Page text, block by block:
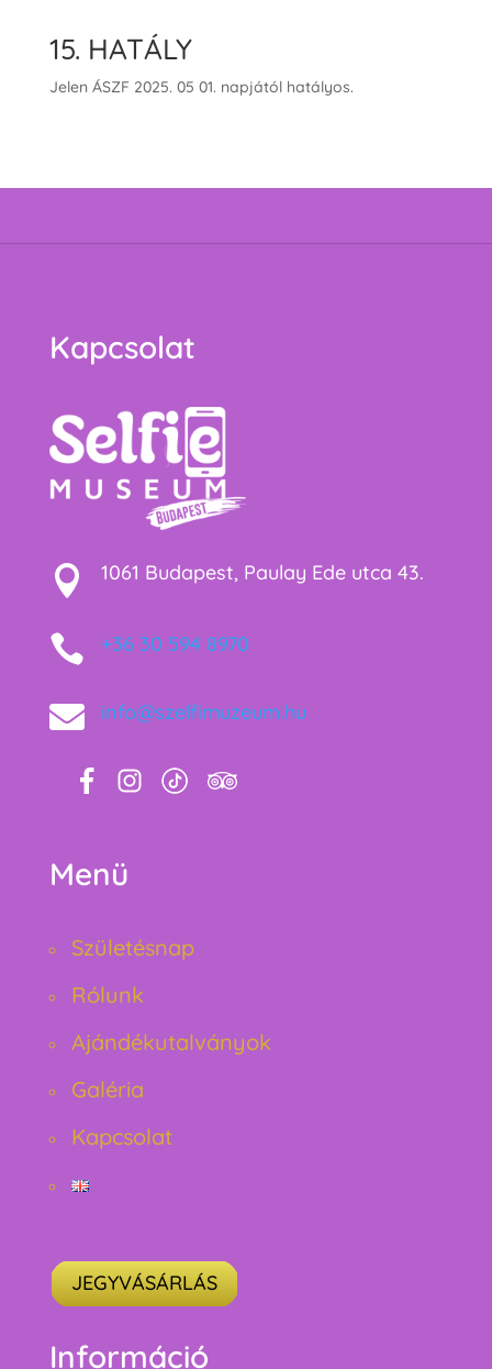
15. HATÁLY
Jelen ÁSZF 2025. 05 01. napjától hatályos.
Kapcsolat
 1061 Budapest, Paulay Ede utca 43.
 +36 30 594 8970
 info@szelfimuzeum.hu
Menü
Születésnap
Rólunk
Ajándékutalványok
Galéria
Kapcsolat
JEGYVÁSÁRLÁS
Információ